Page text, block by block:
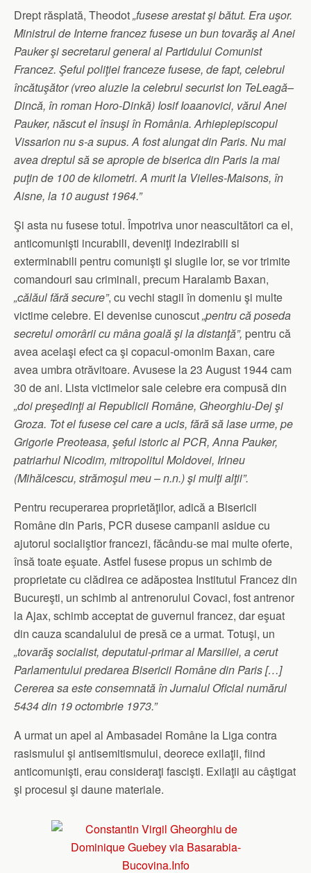
Drept răsplată, Theodot„fusese arestat şi bătut. Era uşor.
Ministrul de Interne francez fusese un bun tovarăş al Anei
Pauker şi secretarul general al Partidului Comunist
Francez. Şeful poliţiei franceze fusese, de fapt, celebrul
încătuşător (vreo aluzie la celebrul securist Ion TeLeagă–
Dincă, în roman Horo-Dinkă) Iosif Ioaanovici, vărul Anei
Pauker, născut el însuşi în România. Arhiepiepiscopul
Vissarion nu s-a supus. A fost alungat din Paris. Nu mai
avea dreptul să se apropie de biserica din Paris la mai
puţin de 100 de kilometri. A murit la Vielles-Maisons, în
Aisne, la 10 august 1964.”
Şi asta nu fusese totul. Împotriva unor neascultători ca el,
anticomunişti incurabili, deveniţi indezirabili si
exterminabili pentru comunişti şi slugile lor, se vor trimite
comandouri sau criminali, precum Haralamb Baxan,
„călăul fără secure”, cu vechi stagii în domeniu şi multe
victime celebre. El devenise cunoscut„pentru că poseda
secretul omorârii cu mâna goală şi la distanţă”, pentru că
avea acelaşi efect ca şi copacul-omonim Baxan, care
avea umbra otrăvitoare. Avusese la 23 August 1944 cam
30 de ani. Lista victimelor sale celebre era compusă din
„doi preşedinţi ai Republicii Române, Gheorghiu-Dej şi
Groza. Tot el fusese cel care a ucis, fără să lase urme, pe
Grigorie Preoteasa, şeful istoric al PCR, Anna Pauker,
patriarhul Nicodim, mitropolitul Moldovei, Irineu
(Mihălcescu, strămoşul meu – n.n.) şi mulţi alţii”.
Pentru recuperarea proprietăţilor, adică a Bisericii
Române din Paris, PCR dusese campanii asidue cu
ajutorul socialiştior francezi, făcându-se mai multe oferte,
însă toate eşuate. Astfel fusese propus un schimb de
proprietate cu clădirea ce adăpostea Institutul Francez din
Bucureşti, un schimb al antrenorului Covaci, fost antrenor
la Ajax, schimb acceptat de guvernul francez, dar eşuat
din cauza scandalului de presă ce a urmat. Totuşi, un
„tovarăş socialist, deputatul-primar al Marsiliei, a cerut
Parlamentului predarea Bisericii Române din Paris […]
Cererea sa este consemnată în Jurnalul Oficial numărul
5434 din 19 octombrie 1973.”
A urmat un apel al Ambasadei Române la Liga contra
rasismului şi antisemitismului, deorece exilaţii, fiind
anticomunişti, erau consideraţi fascişti. Exilaţii au câştigat
şi procesul şi daune materiale.